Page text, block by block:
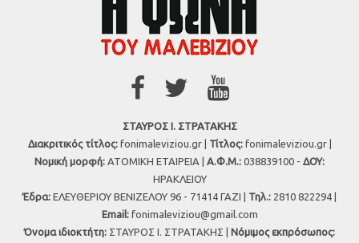
ΣΤΑΥΡΟΣ Ι. ΣΤΡΑΤΑΚΗΣ
Διακριτικός τίτλος:fonimaleviziou.gr | Τίτλος:fonimaleviziou.gr |
Νομική μορφή: ΑΤΟΜΙΚΗ ΕΤΑΙΡΕΙΑ | Α.Φ.Μ.: 038839100 - ΔΟΥ:
ΗΡΑΚΛΕΙΟΥ
Έδρα: ΕΛΕΥΘΕΡΙΟΥ ΒΕΝΙΖΕΛΟΥ 96 - 71414 ΓΑΖΙ | Τηλ.: 2810 822294 |
Εmail: fonimaleviziou@gmail.com
Όνομα ιδιοκτήτη: ΣΤΑΥΡΟΣ Ι. ΣΤΡΑΤΑΚΗΣ | Νόμιμος εκπρόσωπος: